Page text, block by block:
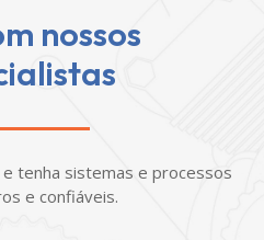
nossos
tenha sistemas e processos
e confiáveis.